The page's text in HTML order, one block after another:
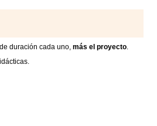
duración cada uno, más el proyecto.